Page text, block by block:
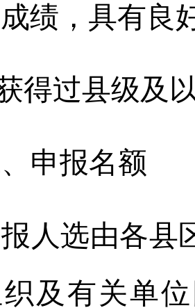
绩，具有良
得过县级及
申报名额
人选由各县
织及有关单